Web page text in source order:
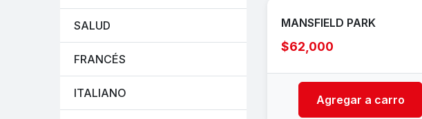
SALUD
FRANCÉS
ITALIANO
MANSFIELD PARK
$62,000
Agregar a carro